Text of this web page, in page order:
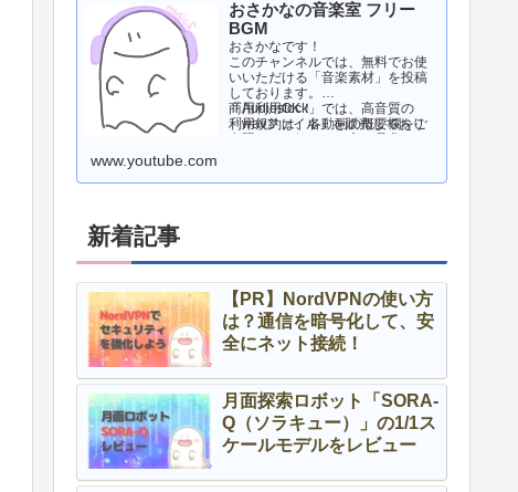
おさかなの音楽室 フリー
BGM
おさかなです！
このチャンネルでは、無料でお使
いいただける「音楽素材」を投稿
しております。
商用利用OK！
利用規約は、各動画の概要欄をご
「Audiostock」では、高音質の
「wavファイル」を販売しており
www.youtube.com
新着記事
【PR】NordVPNの使い方
は？通信を暗号化して、安
全にネット接続！
月面探索ロボット「SORA-
Q（ソラキュー）」の1/1ス
ケールモデルをレビュー